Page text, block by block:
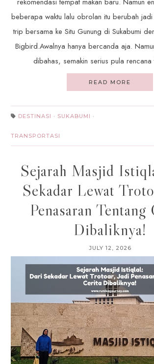
beberapa waktu lalu obrolan itu berubah
trip bersama ke Situ Gunung di Sukabumi
Bigbird.Awalnya hanya bercanda aja.
dibahas, semakin serius pula rencana
READ MORE
DESTINASI · SUKABUMI ·
TRANSPORTASI
Sejarah Masjid
Sekadar Lewat
Penasaran
Dibaliknya!
JULY 12, 2026